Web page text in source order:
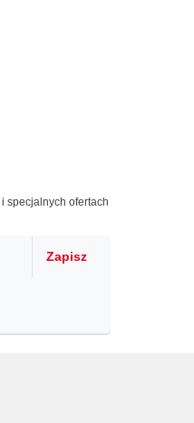
specjalnych ofertach
Zapisz